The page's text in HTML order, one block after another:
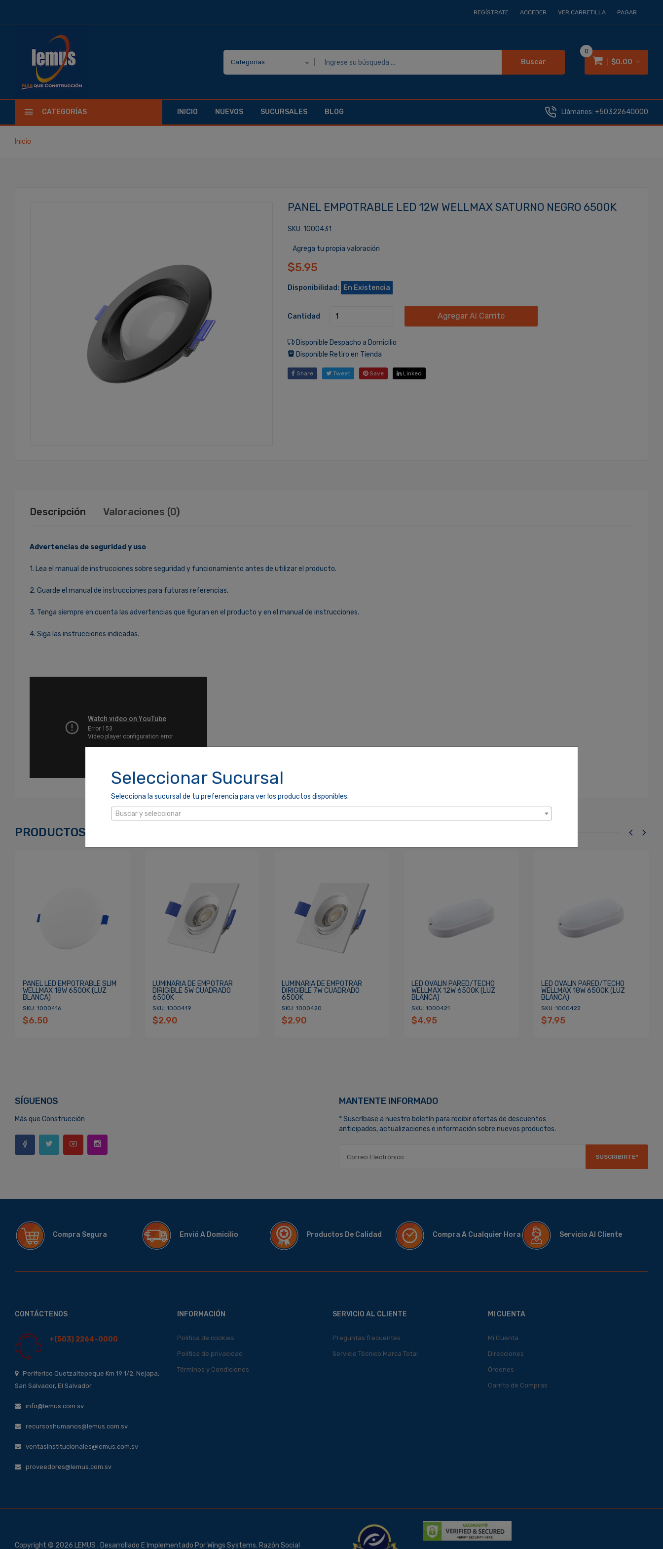
Seleccionar Sucursal
Selecciona la sucursal de tu preferencia para ver los productos disponibles.
Buscar y seleccionar
REGÍSTRATE ACCEDER VER CARRETILLA PAGAR
Categorías Buscar $0.00
0
CATEGORÍAS INICIO NUEVOS SUCURSALES BLOG Llámanos: +50322640000
Inicio
PANEL EMPOTRABLE LED 12W WELLMAX SATURNO NEGRO 6500K
SKU: 1000431
Agrega tu propia valoración
$5.95
Disponibilidad: En Existencia
Cantidad Agregar Al Carrito
Disponible Despacho a Domicilio
Disponible Retiro en Tienda
Share Tweet Save Linked
Descripción Valoraciones (0)
Advertencias de seguridad y uso
1. Lea el manual de instrucciones sobre seguridad y funcionamiento antes de utilizar el producto.
2. Guarde el manual de instrucciones para futuras referencias.
3. Tenga siempre en cuenta las advertencias que figuran en el producto y en el manual de instrucciones.
4. Siga las instrucciones indicadas.
Ingresa Para Dejar Tu Valoración
*
¿Olvidaste tu Contraseña? Recordarme ACCEDER
PRODUCTOS RELACIONADOS
PANEL LED EMPOTRABLE SLIM
WELLMAX 18W 6500K (LUZ
BLANCA)
SKU: 1000416
$6.50
LUMINARIA DE EMPOTRAR
DIRIGIBLE 5W CUADRADO
6500K
SKU: 1000419
$2.90
LUMINARIA DE EMPOTRAR
DIRIGIBLE 7W CUADRADO
6500K
SKU: 1000420
$2.90
LED OVALIN PARED/TECHO
WELLMAX 12W 6500K (LUZ
BLANCA)
SKU: 1000421
$4.95
LED OVALIN PARED/TECHO
WELLMAX 18W 6500K (LUZ
BLANCA)
SKU: 1000422
$7.95
SÍGUENOS
Más que Construcción
MANTENTE INFORMADO
* Suscríbase a nuestro boletín para recibir ofertas de descuentos
anticipados, actualizaciones e información sobre nuevos productos.
SUSCRIBIRTE*
Compra Segura Envió A Domicilio Productos De Calidad Compra A Cualquier Hora Servicio Al Cliente
CONTÁCTENOS
+(503) 2264-0000
Periferico Quetzaltepeque Km 19 1/2, Nejapa,
San Salvador, El Salvador
info@lemus.com.sv
recursoshumanos@lemus.com.sv
ventasinstitucionales@lemus.com.sv
proveedores@lemus.com.sv
INFORMACIÓN
Política de cookies
Política de privacidad
Términos y Condiciones
SERVICIO AL CLIENTE
Preguntas frecuentes
Servicio Técnico Marca Total
MI CUENTA
Mi Cuenta
Direcciones
Órdenes
Carrito de Compras
Copyright © 2026 LEMUS . Desarrollado E Implementado Por Wings Systems. Razón Social